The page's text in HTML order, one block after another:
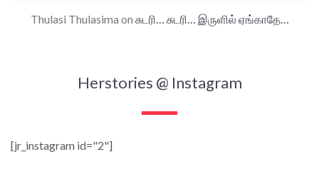
Thulasi Thulasima on சுடரி… சுடரி… இருளில் ஏங்காதே…
Herstories @ Instagram
[jr_instagram id="2"]